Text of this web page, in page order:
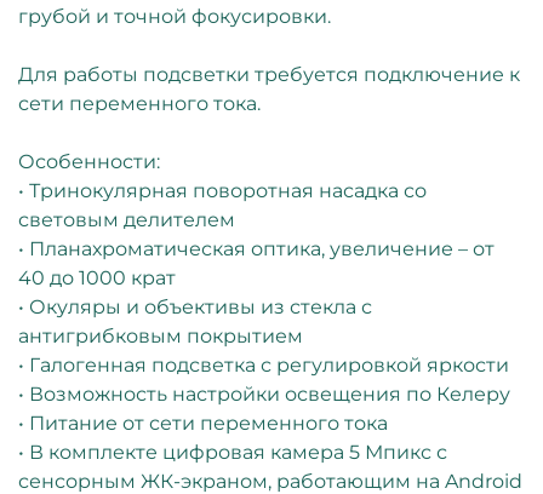
грубой и точной фокусировки.
Для работы подсветки требуется подключение к
сети переменного тока.
Особенности:
• Тринокулярная поворотная насадка со
световым делителем
• Планахроматическая оптика, увеличение – от
40 до 1000 крат
• Окуляры и объективы из стекла с
антигрибковым покрытием
• Галогенная подсветка с регулировкой яркости
• Возможность настройки освещения по Келеру
• Питание от сети переменного тока
• В комплекте цифровая камера 5 Мпикс с
сенсорным ЖК-экраном, работающим на Android